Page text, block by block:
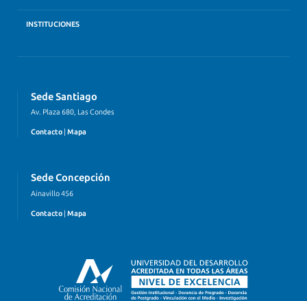
INSTITUCIONES
Sede Santiago
Av. Plaza 680, Las Condes
Contacto Mapa
Sede Concepción
Ainavillo 456
Contacto Mapa